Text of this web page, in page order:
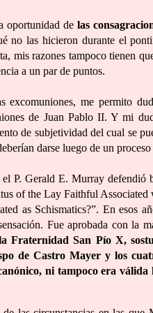
oportunidad de las
no las hicieron durante el
mis razones tampoco tienen
a un par de puntos.
excomuniones, me permito
de Juan Pablo II. Y mi
de subjetividad del cual se
darse luego de un
P. Gerald E. Murray defendió
of the Lay Faithful
as Schismatics?”. En esos
Fue aprobada con la
Fraternidad San Pío X,
de Castro Mayer y los
ni tampoco era